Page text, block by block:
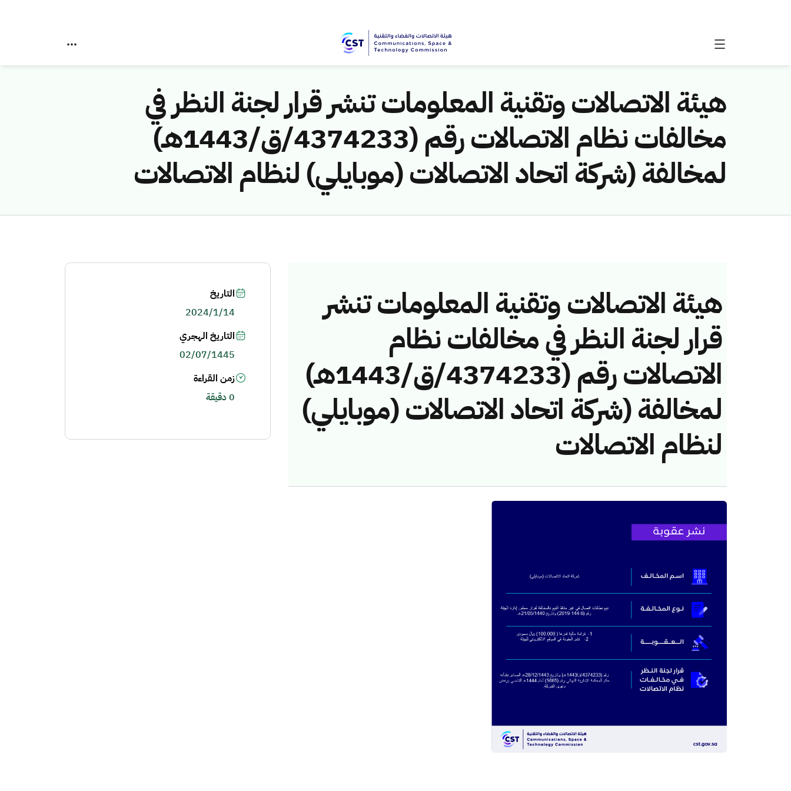
هيئة الاتصالات وتقنية المعلومات تنشر قرار لجنة النظر في
مخالفات نظام الاتصالات رقم (4374233/ق/1443هـ)
لمخالفة (شركة اتحاد الاتصالات (موبايلي) لنظام الاتصالات
هيئة الاتصالات وتقنية المعلومات تنشر
قرار لجنة النظر في مخالفات نظام
الاتصالات رقم (4374233/ق/1443هـ)
لمخالفة (شركة اتحاد الاتصالات (موبايلي)
لنظام الاتصالات
التاريخ
2024/1/14
التاريخ الهجري
02/07/1445
زمن القراءة
0 دقيقة